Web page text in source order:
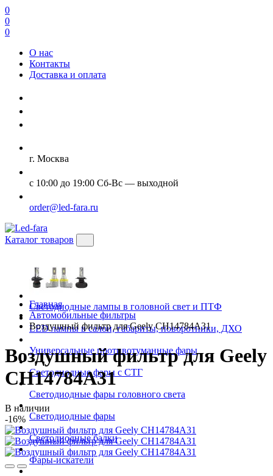
0
0
0
О нас
Контакты
Доставка и оплата
г. Москва
с 10:00 до 19:00 Сб-Вс — выходной
order@led-fara.ru
Каталог товаров
Светодиодные лампы в головной свет и ПТФ
LED лампы в салон, габариты, поворотники, ДХО
Универсальные противотуманные фары
Светодиодные фары с СТГ
Светодиодные фары головного света
Светодиодные фары
Светодиодные балки
Фары-искатели
Главная
Автомобильные фильтры
Воздушный фильтр для Geely CH14784A31
Воздушный фильтр для Geely
CH14784A31
В наличии
-16%